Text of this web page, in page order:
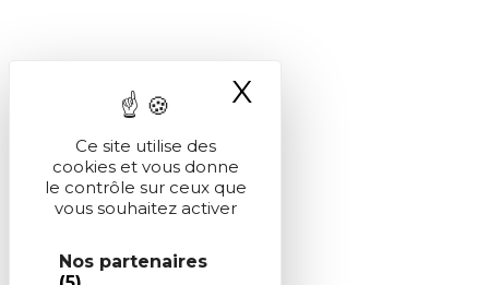
Ce site utilise des
cookies et vous donne
le contrôle sur ceux que
vous souhaitez activer
Nos partenaires
X